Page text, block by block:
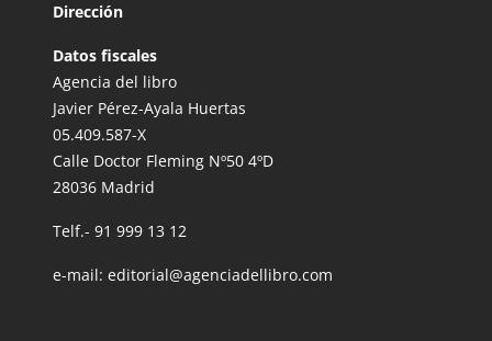
Dirección
Datos fiscales
Agencia del libro
Javier Pérez-Ayala Huertas
05.409.587-X
Calle Doctor Fleming Nº50 4ºD
28036 Madrid
Telf.- 91 999 13 12
e-mail: editorial@agenciadellibro.com